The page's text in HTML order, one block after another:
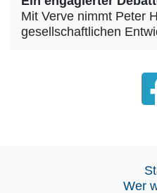
Mit Verve nimmt Peter
gesellschaftlichen
Wer